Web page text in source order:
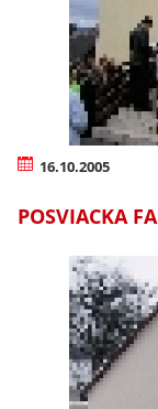
16.10.2005
POSVIACKA